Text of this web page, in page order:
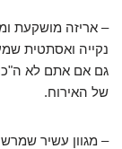
– אריזה מושקעת
נקייה ואסתטית
גם אם אתם לא
של האירוח.
– מגוון עשיר